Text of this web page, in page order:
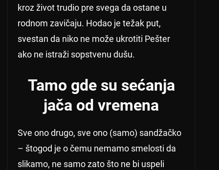
kroz život trudio pre svega da ostane u
rodnom zavičaju. Hodao je težak put,
svestan da niko ne može ukrotiti Pešter
ako ne istraži sopstvenu dušu.
Tamo gde su sećanja
jača od vremena
Sve ono drugo, sve ono (samo) sandžačko
– štogod je o čemu nemamo smelosti da
slikamo, ne samo zato što ne bi uspeli